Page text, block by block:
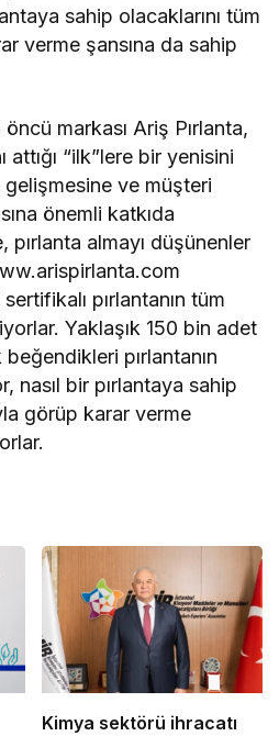
sahip olacaklarını tüm
verme şansına da sahip
markası Ariş Pırlanta,
attığı “ilk”lere bir yenisini
ve müşteri
önemli katkıda
almayı düşünenler
pırlantanın tüm
Yaklaşık 150 bin adet
pırlantanın
nasıl bir pırlantaya sahip
görüp karar verme
Kimya sektörü ihracatı